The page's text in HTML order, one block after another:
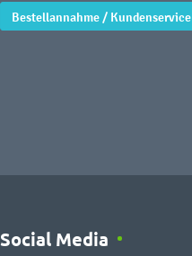
Bestellannahme / Kundenservice
Social Media